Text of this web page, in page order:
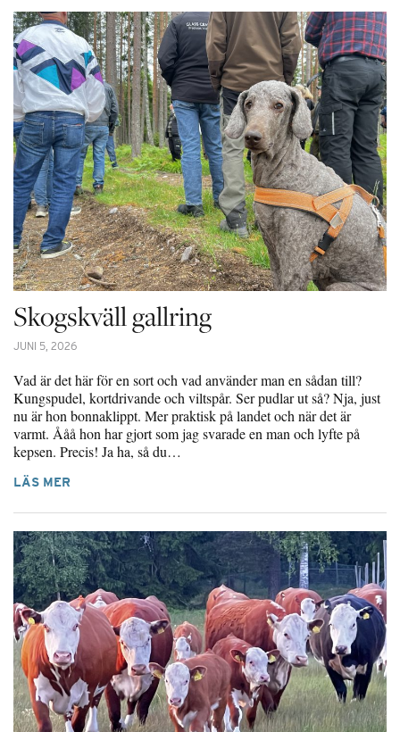
Skogskväll gallring
JUNI 5, 2026
Vad är det här för en sort och vad använder man en sådan till?
Kungspudel, kortdrivande och viltspår. Ser pudlar ut så? Nja, just
nu är hon bonnaklippt. Mer praktisk på landet och när det är
varmt. Ååå hon har gjort som jag svarade en man och lyfte på
kepsen. Precis! Ja ha, så du…
LÄS MER